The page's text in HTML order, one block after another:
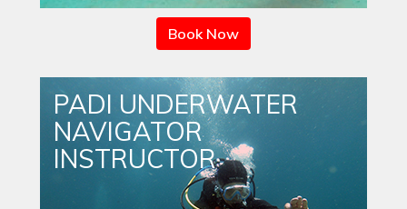
Book Now
PADI UNDERWATER
NAVIGATOR
INSTRUCTOR